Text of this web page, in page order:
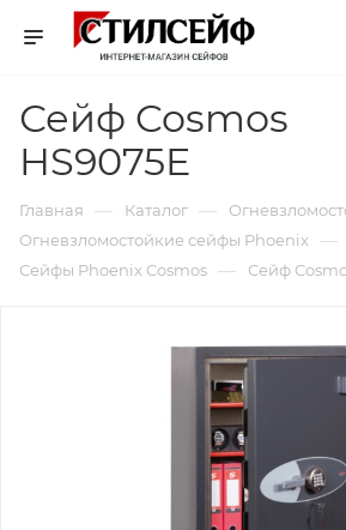
Сейф Cosmos
HS9075E
Главная — Каталог —
Огневзломостойкие сейфы Phoenix —
Сейфы Phoenix Cosmos — Сейф